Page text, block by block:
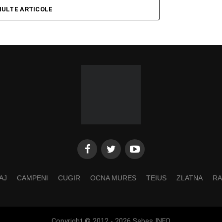
ARTICOLE
CAMPENI CUGIR OCNA MURES TEIUS ZLATNA